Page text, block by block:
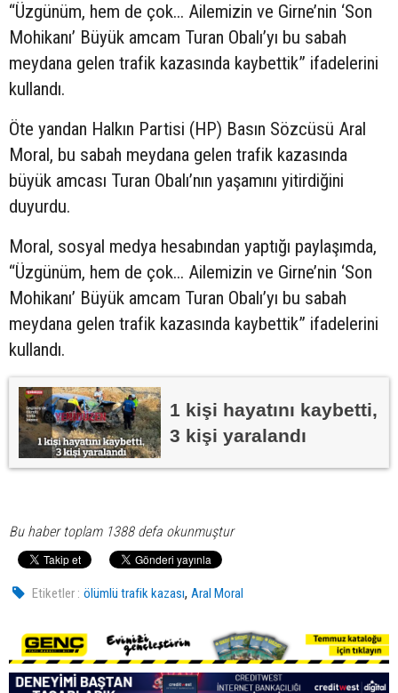
“Üzgünüm, hem de çok... Ailemizin ve Girne’nin ‘Son
Mohikanı’ Büyük amcam Turan Obalı’yı bu sabah
meydana gelen trafik kazasında kaybettik” ifadelerini
kullandı.
Öte yandan Halkın Partisi (HP) Basın Sözcüsü Aral
Moral, bu sabah meydana gelen trafik kazasında
büyük amcası Turan Obalı’nın yaşamını yitirdiğini
duyurdu.
Moral, sosyal medya hesabından yaptığı paylaşımda,
“Üzgünüm, hem de çok... Ailemizin ve Girne’nin ‘Son
Mohikanı’ Büyük amcam Turan Obalı’yı bu sabah
meydana gelen trafik kazasında kaybettik” ifadelerini
kullandı.
1 kişi hayatını kaybetti,
3 kişi yaralandı
Bu haber toplam 1388 defa okunmuştur
Etiketler : ölümlü trafik kazası,Aral Moral